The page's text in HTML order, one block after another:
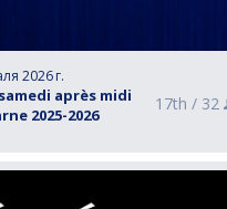
2026 г.
après midi
2025-2026
17th / 32